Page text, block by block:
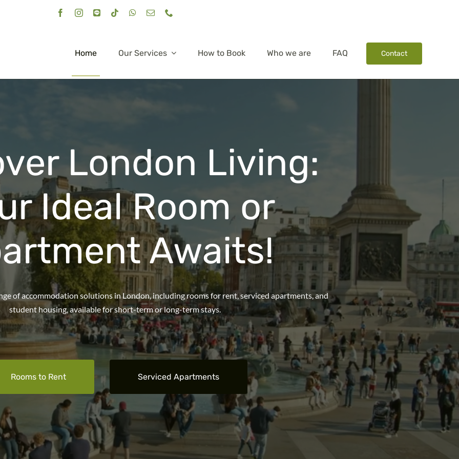
Home
Our Services How to Book Who we are FAQ Contact
London Living:
Ideal Room or
Awaits!
of accommodation solutions in London, including rooms for rent, serviced apartments, and
student housing, available for short-term or long-term stays.
Rooms to Rent Serviced Apartments